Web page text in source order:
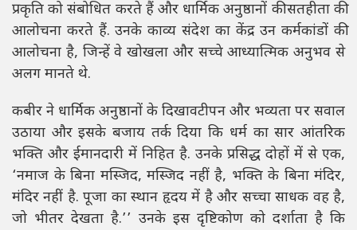
प्रकृति को संबोधित करते हैं और धार्मिक अनुष्ठानों की सतहीता की
आलोचना करते हैं. उनके काव्य संदेश का केंद्र उन कर्मकांडों की
आलोचना है, जिन्हें वे खोखला और सच्चे आध्यात्मिक अनुभव से
अलग मानते थे.
कबीर ने धार्मिक अनुष्ठानों के दिखावटीपन और भव्यता पर सवाल
उठाया और इसके बजाय तर्क दिया कि धर्म का सार आंतरिक
भक्ति और ईमानदारी में निहित है. उनके प्रसिद्ध दोहों में से एक,
‘नमाज के बिना मस्जिद, मस्जिद नहीं है, भक्ति के बिना मंदिर,
मंदिर नहीं है. पूजा का स्थान हृदय में है और सच्चा साधक वह है,
जो भीतर देखता है.’’ उनके इस दृष्टिकोण को दर्शाता है कि